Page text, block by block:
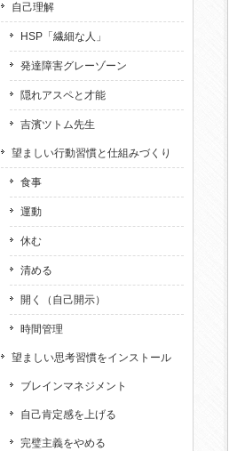
自己理解
HSP「繊細な人」
発達障害グレーゾーン
隠れアスペと才能
吉濱ツトム先生
望ましい行動習慣と仕組みづくり
食事
運動
休む
清める
開く（自己開示）
時間管理
望ましい思考習慣をインストール
ブレインマネジメント
自己肯定感を上げる
完璧主義をやめる